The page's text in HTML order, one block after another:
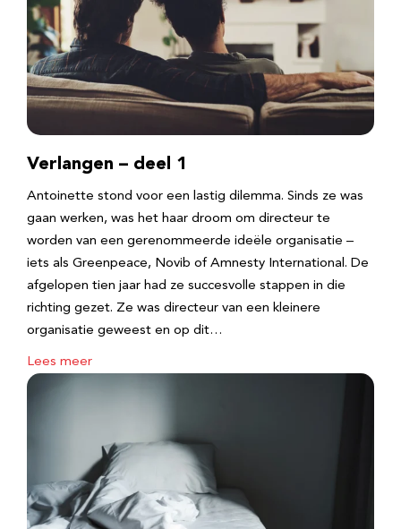
Verlangen – deel 1
Antoinette stond voor een lastig dilemma. Sinds ze was
gaan werken, was het haar droom om directeur te
worden van een gerenommeerde ideële organisatie –
iets als Greenpeace, Novib of Amnesty International. De
afgelopen tien jaar had ze succesvolle stappen in die
richting gezet. Ze was directeur van een kleinere
organisatie geweest en op dit…
Lees meer